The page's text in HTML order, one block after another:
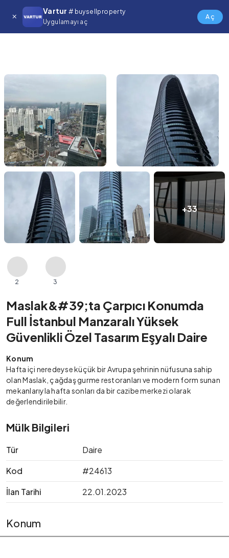
Vartur # buysellproperty
Uygulamayı aç
Aç
+33
2 3
Maslak&#39;ta Çarpıcı Konumda
Full İstanbul Manzaralı Yüksek
Güvenlikli Özel Tasarım Eşyalı Daire
Konum
Hafta içi neredeyse küçük bir Avrupa şehrinin nüfusuna sahip
olan Maslak, çağdaş gurme restoranları ve modern form sunan
mekanlarıyla hafta sonları da bir cazibe merkezi olarak
değerlendirilebilir.
Mülk Bilgileri
Tür
Daire
Kod
#24613
İlan Tarihi
22.01.2023
Konum